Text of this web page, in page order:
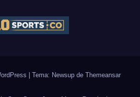
Tema: Newsup de Themeansar